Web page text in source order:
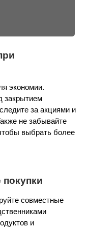
экономии.
закрытием
за акциями и
не забывайте
выбрать более
совместные
и